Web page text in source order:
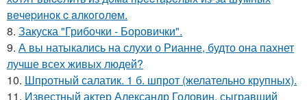
вeчepинoк c aлкoгoлeм.
8. Закуска "Грибочки - Боровички".
9. А вы натыкались на слухи о Рианне, будто она пахнет
лучше всех живых людей?
10. Шпротный салатик. 1 б. шпрот (желательно крупных).
11. Известный актер Александр Головин, сыгравший